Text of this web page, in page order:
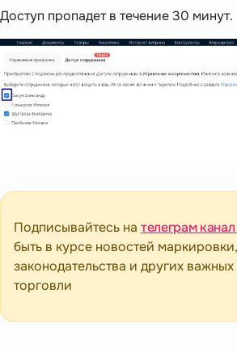
Доступ пропадет в течение 30 минут.
Подписывайтесь на телеграм
быть в курсе новостей маркировки,
законодательства и других
торговли